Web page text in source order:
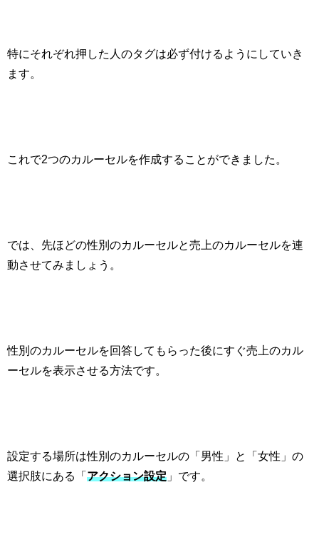
特にそれぞれ押した人のタグは必ず付けるようにしていき
ます。
これで2つのカルーセルを作成することができました。
では、先ほどの性別のカルーセルと売上のカルーセルを連
動させてみましょう。
性別のカルーセルを回答してもらった後にすぐ売上のカル
ーセルを表示させる方法です。
設定する場所は性別のカルーセルの「男性」と「女性」の
選択肢にある「 アクション設定 」です。